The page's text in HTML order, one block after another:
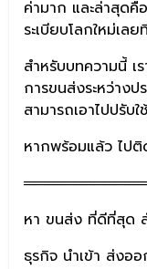
ค่ามาก และล่าสุด
ระเบียบโลกใหม่เลย
สำหรับบทความนี้ เ
การขนส่งระหว่าง
สามารถเอาไปปรับใ
หากพร้อมแล้ว ไป
หา ขนส่ง ที่ดีที่สุด
ธุรกิจ นำเข้า ส่งออ